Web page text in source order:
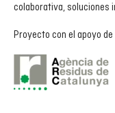
colaborativa, soluciones
Proyecto con el apoyo